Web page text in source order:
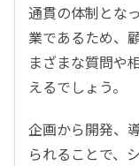
通貫の体制とな
業であるため、
まざまな質問や
えるでしょう。
企画から開発、
られることで、